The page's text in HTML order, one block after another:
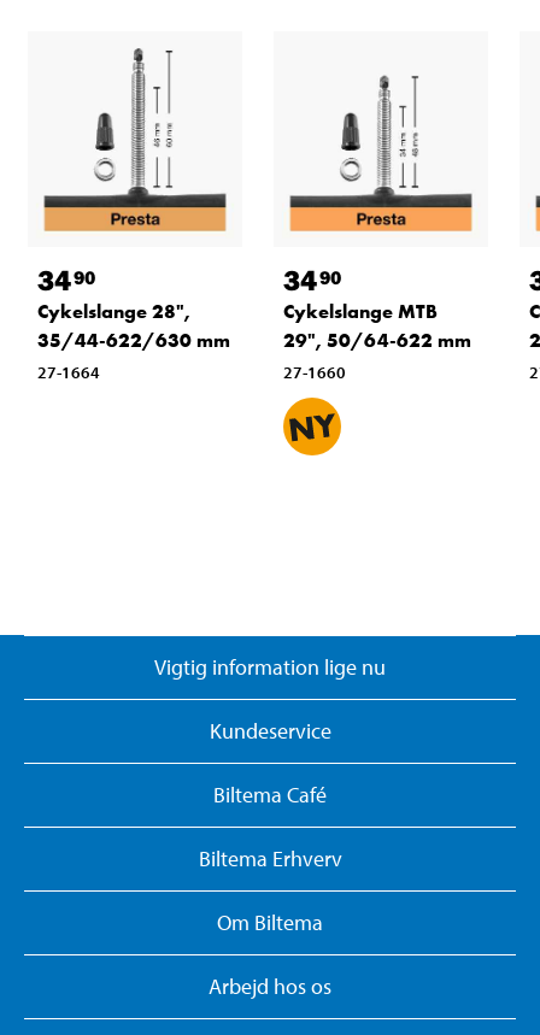
3490
Cykelslange 28",
35/44-622/630 mm
27-1664
3490
Cykelslange MTB
29", 50/64-622 mm
27-1660
Vigtig information lige nu
Kundeservice
Biltema Café
Biltema Erhverv
Om Biltema
Arbejd hos os